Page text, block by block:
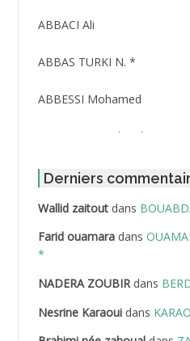
ABBACI Ali
ABBAS TURKI N. *
ABBESSI Mohamed
ABBOUR Azzedine *
ABDAT Amar
ABDEDDAIM Hamid
ABDELAZIZ Mohamed
ABDELHAFID Lakhdar
Derniers
Wallid zaitoutdans
Farid ouamaradans
*
NADERA ZOUBIRdans
Nesrine Karaouidans